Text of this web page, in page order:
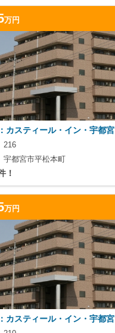
万円
カスティール・イン・宇都宮
216
宇都宮市平松本町
！
万円
カスティール・イン・宇都宮